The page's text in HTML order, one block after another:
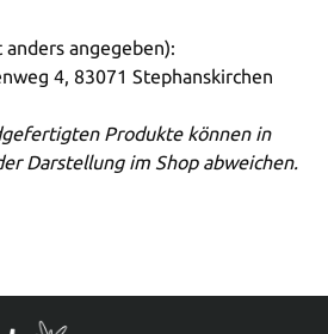
anders angegeben):
4, 83071 Stephanskirchen
Produkte können in
Darstellung im Shop abweichen.